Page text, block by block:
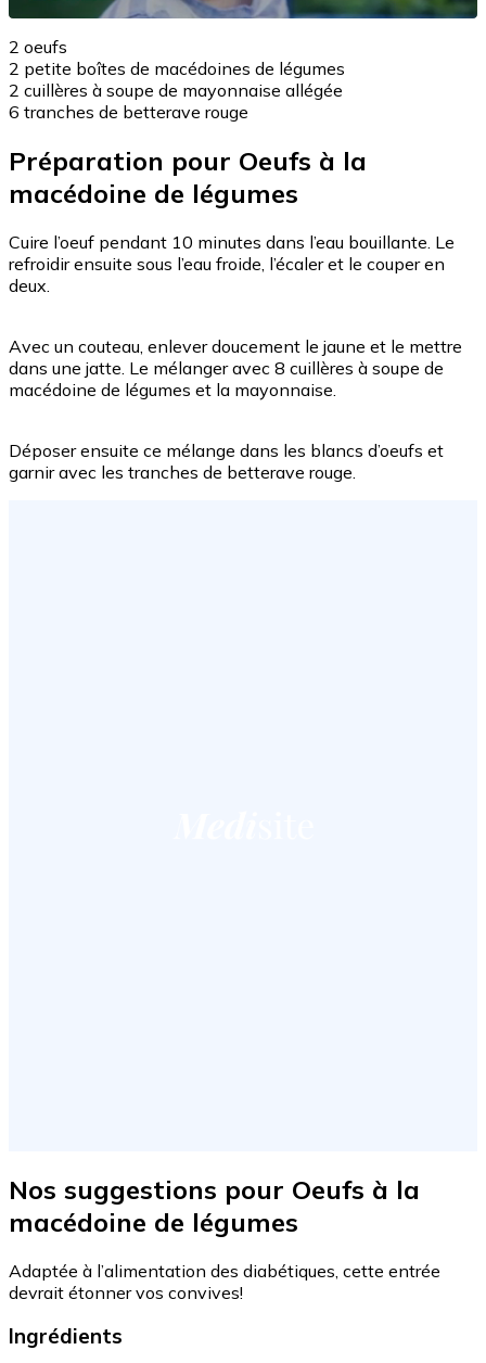
2 oeufs
2 petite boîtes de macédoines de légumes
2 cuillères à soupe de mayonnaise allégée
6 tranches de betterave rouge
Préparation pour Oeufs à la
macédoine de légumes
Cuire l’oeuf pendant 10 minutes dans l’eau bouillante. Le
refroidir ensuite sous l’eau froide, l’écaler et le couper en
deux.
Avec un couteau, enlever doucement le jaune et le mettre
dans une jatte. Le mélanger avec 8 cuillères à soupe de
macédoine de légumes et la mayonnaise.
Déposer ensuite ce mélange dans les blancs d’oeufs et
garnir avec les tranches de betterave rouge.
Nos suggestions pour Oeufs à la
macédoine de légumes
Adaptée à l’alimentation des diabétiques, cette entrée
devrait étonner vos convives!
Ingrédients